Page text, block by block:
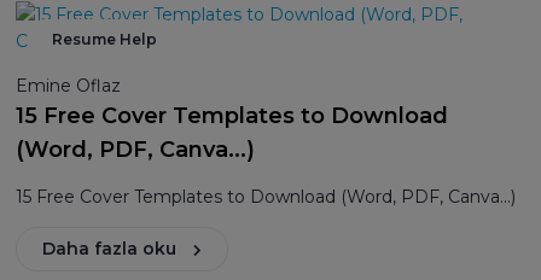
Resume Help
Emine Oflaz
15 Free Cover Templates to Download
(Word, PDF, Canva...)
15 Free Cover Templates to Download (Word, PDF, Canva...)
Daha fazla oku